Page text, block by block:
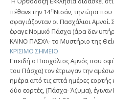
πέθανε την 14ηΝισάν, την ώρα
σφαγιάζονταν οι Πασχάλιοι Αμνοί.
έφαγε Νομικό Πάσχα (άρα δεν
ΚΑΙΝΟ ΠΑΣΧΑ- το Μυστήριο της
ΚΡΙΣΙΜΟ ΣΗΜΕΙΟ
Επειδή ο Πασχάλιος Αμνός που
του Πάσχα) τον έτρωγαν την
ημέρα από τις επτά ημέρες
δύο εορτές, (Πάσχα- Άζυμα),